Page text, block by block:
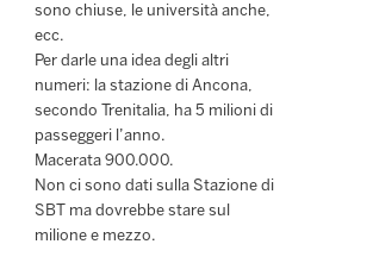
sono chiuse, le università anche,
ecc.
Per darle una idea degli altri
numeri: la stazione di Ancona,
secondo Trenitalia, ha 5 milioni di
passeggeri l’anno.
Macerata 900.000.
Non ci sono dati sulla Stazione di
SBT ma dovrebbe stare sul
milione e mezzo.